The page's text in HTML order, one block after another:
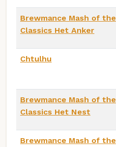
Brewmance Mash of the
Classics Het Anker
Chtulhu
Brewmance Mash of the
Classics Het Nest
Brewmance Mash of the